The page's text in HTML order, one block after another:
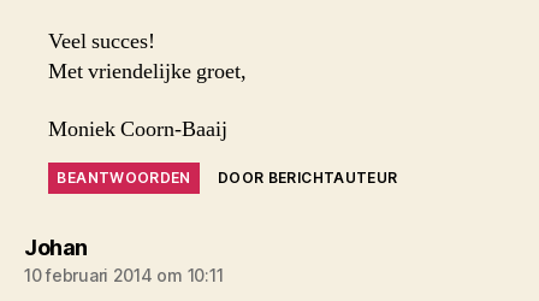
Veel succes!
Met vriendelijke groet,
Moniek Coorn-Baaij
BEANTWOORDEN DOOR BERICHTAUTEUR
Johanzegt:
10 februari 2014 om 10:11